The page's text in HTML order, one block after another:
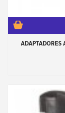
ADAPTADORES